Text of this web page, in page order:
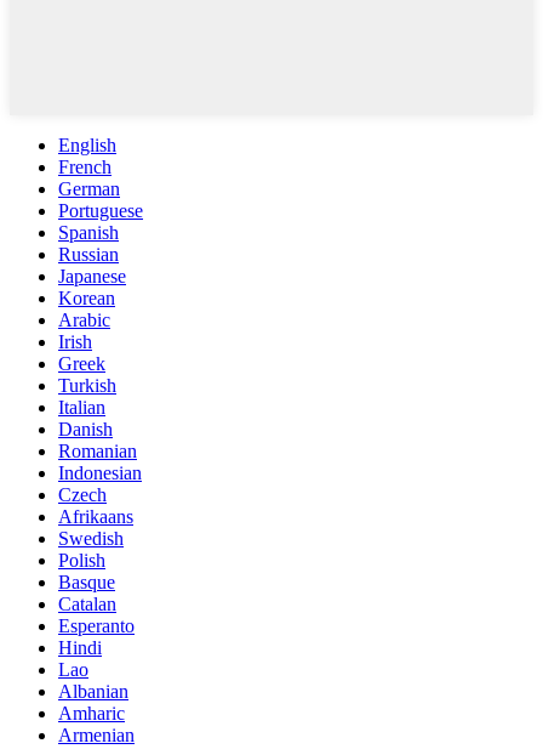
English
French
German
Portuguese
Spanish
Russian
Japanese
Korean
Arabic
Irish
Greek
Turkish
Italian
Danish
Romanian
Indonesian
Czech
Afrikaans
Swedish
Polish
Basque
Catalan
Esperanto
Hindi
Lao
Albanian
Amharic
Armenian